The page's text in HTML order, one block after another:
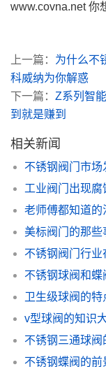
www.covna.net 你
上一篇： 为什么不
科威纳为你解惑
下一篇： Z系列智
到就是赚到
相关新闻
不锈钢阀门市
工业阀门出现
老师傅都知道
不锈钢阀门行
不锈钢球阀和蝶
卫生级球阀的
v型球阀的知识
不锈钢蝶阀的前